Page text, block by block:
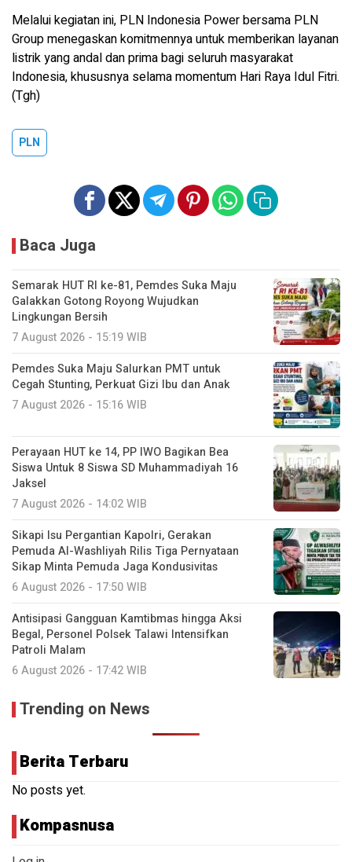
Melalui kegiatan ini, PLN Indonesia Power bersama PLN
Group menegaskan komitmennya untuk memberikan layanan
listrik yang andal dan prima bagi seluruh masyarakat
Indonesia, khususnya selama momentum Hari Raya Idul Fitri.
(Tgh)
PLN
Baca Juga
Semarak HUT RI ke-81, Pemdes Suka Maju
Galakkan Gotong Royong Wujudkan
Lingkungan Bersih
7 August 2026 - 15:19 WIB
Pemdes Suka Maju Salurkan PMT untuk
Cegah Stunting, Perkuat Gizi Ibu dan Anak
7 August 2026 - 15:16 WIB
Perayaan HUT ke 14, PP IWO Bagikan Bea
Siswa Untuk 8 Siswa SD Muhammadiyah 16
Jaksel
7 August 2026 - 14:02 WIB
Sikapi Isu Pergantian Kapolri, Gerakan
Pemuda Al-Washliyah Rilis Tiga Pernyataan
Sikap Minta Pemuda Jaga Kondusivitas
6 August 2026 - 17:50 WIB
Antisipasi Gangguan Kamtibmas hingga Aksi
Begal, Personel Polsek Talawi Intensifkan
Patroli Malam
6 August 2026 - 17:42 WIB
Trending on News
Berita Terbaru
No posts yet.
Kompasnusa